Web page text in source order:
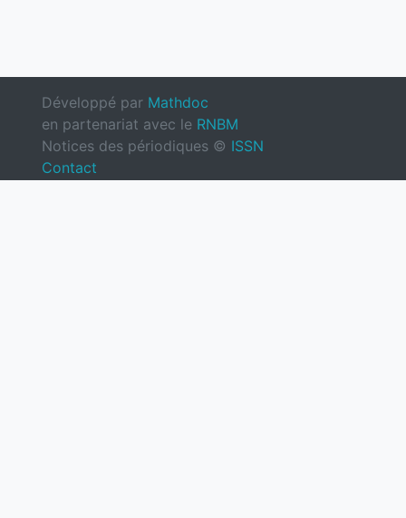
Développé par Mathdoc
en partenariat avec le RNBM
Notices des périodiques © ISSN
Contact